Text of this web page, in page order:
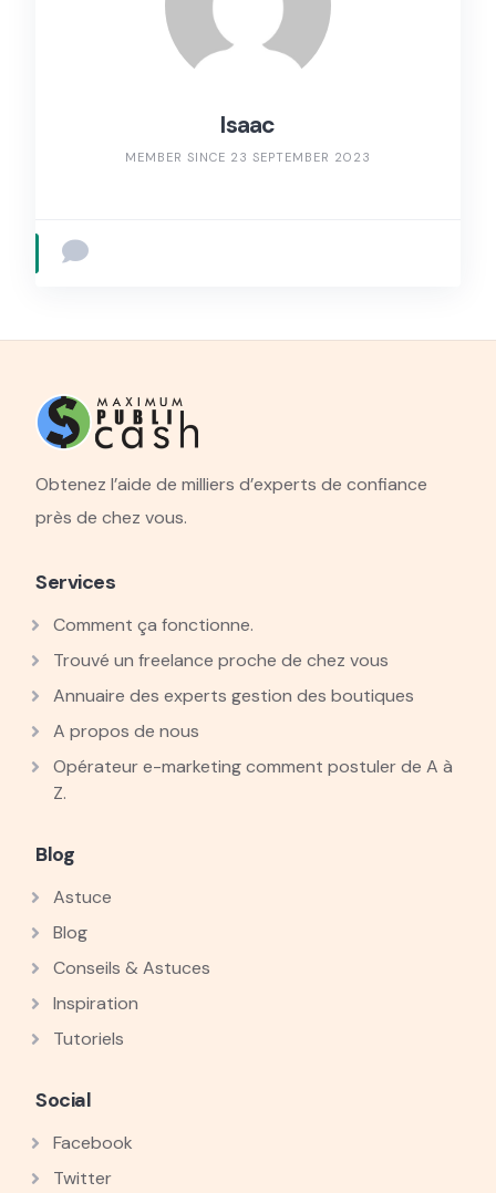
Isaac
MEMBER SINCE 23 SEPTEMBER 2023
Obtenez l’aide de milliers d’experts de confiance
près de chez vous.
Services
Comment ça fonctionne.
Trouvé un freelance proche de chez vous
Annuaire des experts gestion des boutiques
A propos de nous
Opérateur e-marketing comment postuler de A à
Z.
Blog
Astuce
Blog
Conseils & Astuces
Inspiration
Tutoriels
Social
Facebook
Twitter